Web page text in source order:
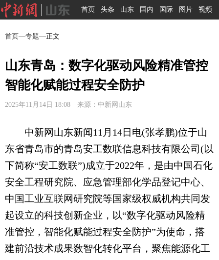
首页 头条 山东 国内 国际 图片 视频
首页—专题—正文
山东青岛：数字化驱动风险精准管控
智能化赋能过程安全防护
2025年11月14日 18:08 来源：中新网山东
中新网山东新闻11月14日电(张孝鹏)位于山
东省青岛市的青岛安工数联信息科技有限公司(以
下简称“安工数联”)成立于2022年，是由中国石化
安全工程研究院、应急管理部化学品登记中心、
中国工业互联网研究院等国家级权威机构共同发
起设立的科技创新企业，以“数字化驱动风险精
准管控，智能化赋能过程安全防护”为使命，搭
建前沿技术成果数智化转化平台，聚焦能源化工